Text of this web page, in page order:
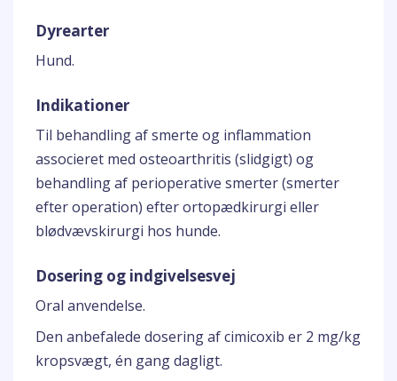
Dyrearter
Hund.
Indikationer
Til behandling af smerte og inflammation
associeret med osteoarthritis (slidgigt) og
behandling af perioperative smerter (smerter
efter operation) efter ortopædkirurgi eller
blødvævskirurgi hos hunde.
Dosering og indgivelsesvej
Oral anvendelse.
Den anbefalede dosering af cimicoxib er 2 mg/kg
kropsvægt, én gang dagligt.